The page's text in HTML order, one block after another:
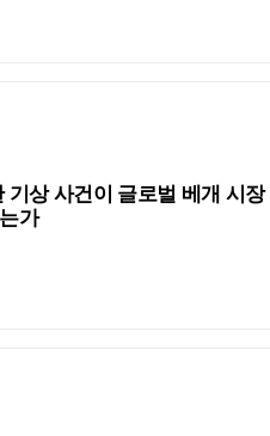
기상 사건이 글로벌 베개 시장
가